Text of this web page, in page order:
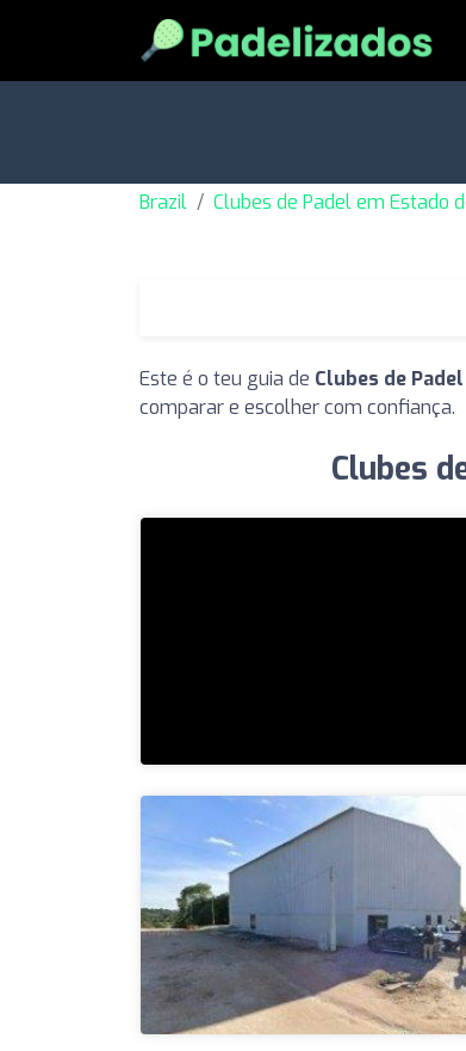
Brazil Clubes de Padel em Estado
Este é o teu guia de Clubes de
comparar e escolher com confiança.
Clubes